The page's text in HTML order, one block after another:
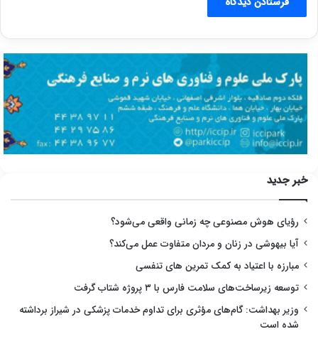
خبر جدید
رؤیای هوش مصنوعی چه زمانی واقعی می‌شود؟
آیا بیهوشی در زنان و مردان متفاوت عمل می‌کند؟
مبارزه با اعتیاد به کمک تمرین های تنفسی
توسعه زیرساخت‌های سلامت فارس با ۳ پروژه شتاب گرفت
وزیر بهداشت: گام‌های مؤثری برای تداوم خدمات پزشکی در شیراز برداشته
شده است